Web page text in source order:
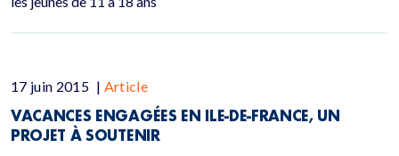
17 juin 2015 | Article
VACANCES ENGAGÉES EN ILE-DE-FRANCE, UN
PROJET À SOUTENIR